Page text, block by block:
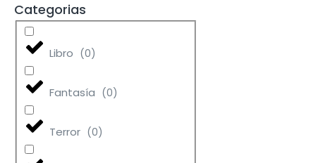
Categorias
Libro (0)
Fantasía (0)
Terror (0)